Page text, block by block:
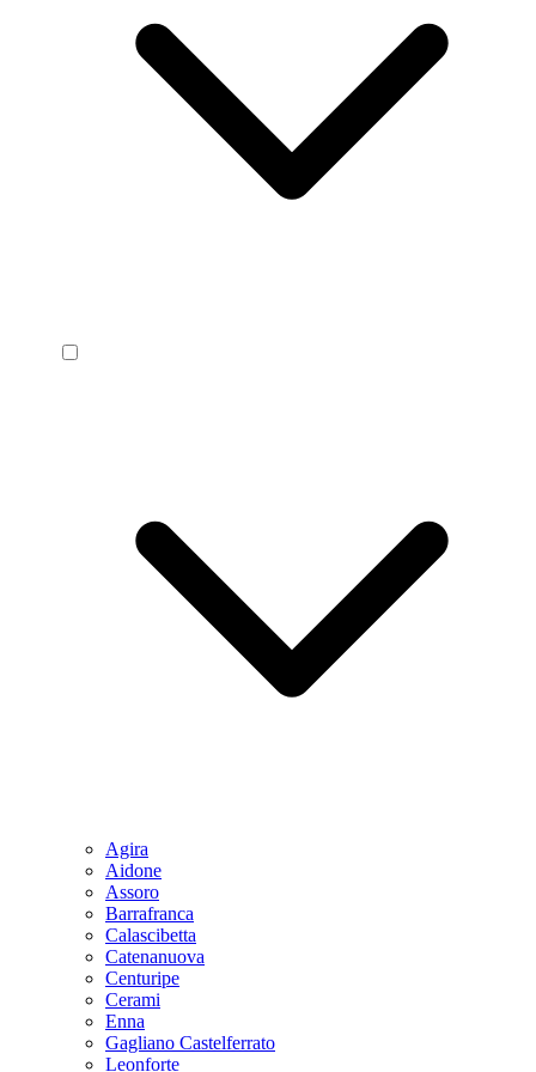
Agira
Aidone
Assoro
Barrafranca
Calascibetta
Catenanuova
Centuripe
Cerami
Enna
Gagliano Castelferrato
Leonforte